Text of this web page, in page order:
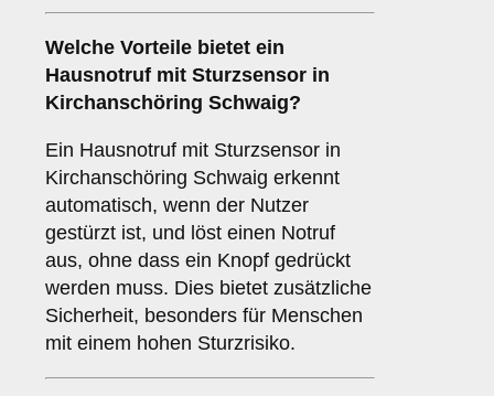
Welche Vorteile bietet ein
Hausnotruf mit Sturzsensor in
Kirchanschöring Schwaig?
Ein Hausnotruf mit Sturzsensor in
Kirchanschöring Schwaig erkennt
automatisch, wenn der Nutzer
gestürzt ist, und löst einen Notruf
aus, ohne dass ein Knopf gedrückt
werden muss. Dies bietet zusätzliche
Sicherheit, besonders für Menschen
mit einem hohen Sturzrisiko.